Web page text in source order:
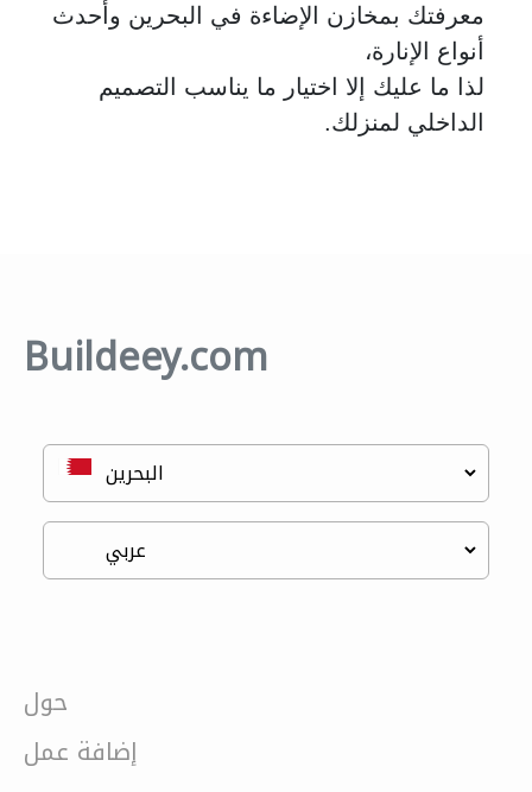
معرفتك بمخازن الإضاءة في البحرين وأحدث
أنواع الإنارة،
لذا ما عليك إلا اختيار ما يناسب التصميم
الداخلي لمنزلك.
Buildeey.com
حول
إضافة عمل